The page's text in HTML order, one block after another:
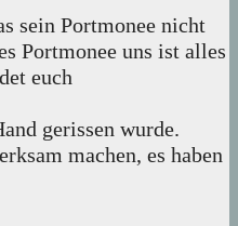
sein Portmonee nicht
Portmonee uns ist alles
euch
gerissen wurde.
machen, es haben